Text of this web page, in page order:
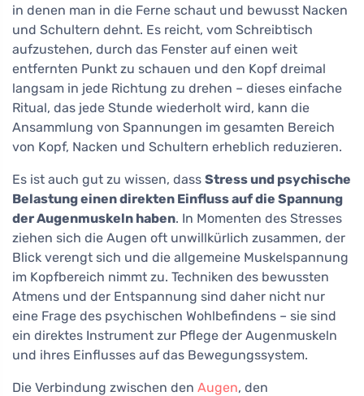
in denen man in die Ferne schaut und bewusst Nacken
und Schultern dehnt. Es reicht, vom Schreibtisch
aufzustehen, durch das Fenster auf einen weit
entfernten Punkt zu schauen und den Kopf dreimal
langsam in jede Richtung zu drehen – dieses einfache
Ritual, das jede Stunde wiederholt wird, kann die
Ansammlung von Spannungen im gesamten Bereich
von Kopf, Nacken und Schultern erheblich reduzieren.
Es ist auch gut zu wissen, dass Stress und psychische
Belastung einen direkten Einfluss auf die Spannung
der Augenmuskeln haben. In Momenten des Stresses
ziehen sich die Augen oft unwillkürlich zusammen, der
Blick verengt sich und die allgemeine Muskelspannung
im Kopfbereich nimmt zu. Techniken des bewussten
Atmens und der Entspannung sind daher nicht nur
eine Frage des psychischen Wohlbefindens – sie sind
ein direktes Instrument zur Pflege der Augenmuskeln
und ihres Einflusses auf das Bewegungssystem.
Die Verbindung zwischen den Augen, den